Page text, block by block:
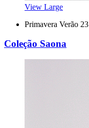
View Large
Primavera Verão 23
Coleção Saona